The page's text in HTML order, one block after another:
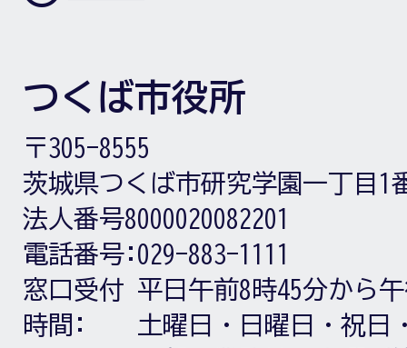
つくば市役所
〒305-8555
茨城県つくば市研究学園一丁目1
法人番号8000020082201
電話番号: 029-883-1111
窓口受付
時間:
平日午前8時45分から
土曜日・日曜日・祝日